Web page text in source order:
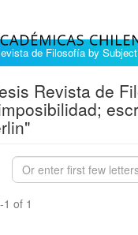
de Filosofía by Subject
Revista de
of 1